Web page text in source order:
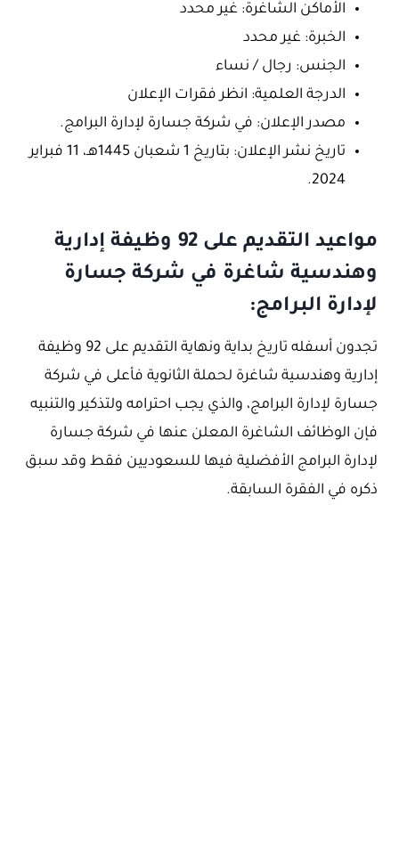
الأماكن الشاغرة: غير محدد
الخبرة: غير محدد
الجنس: رجال / نساء
الدرجة العلمية: انظر فقرات الإعلان
مصدر الإعلان: في شركة جسارة لإدارة البرامج.
تاريخ نشر الإعلان: بتاريخ 1 شعبان 1445هـ، 11 فبراير
2024.
مواعيد التقديم على 92 وظيفة إدارية
وهندسية شاغرة في شركة جسارة
لإدارة البرامج:
تجدون أسفله تاريخ بداية ونهاية التقديم على 92 وظيفة
إدارية وهندسية شاغرة لحملة الثانوية فأعلى في شركة
جسارة لإدارة البرامج، والذي يجب احترامه ولتذكير والتنبيه
فإن الوظائف الشاغرة المعلن عنها في شركة جسارة
لإدارة البرامج الأفضلية فيها للسعوديين فقط وقد سبق
ذكره في الفقرة السابقة.